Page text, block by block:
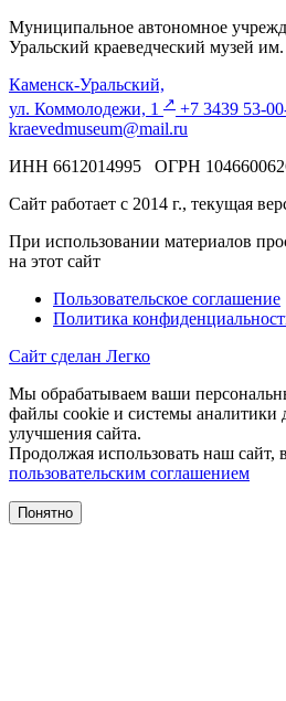
Муниципальное автономное
Уральский краеведческий музей
Каменск-Уральский,
ул. Коммолодежи, 1 ↗️ +7 3439 53-
kraevedmuseum@mail.ru
ИНН 6612014995 ОГРН
Сайт работает с 2014 г., текущая
При использовании материалов
на этот сайт
Пользовательское соглашение
Политика
Сайт сделан Легко
Мы обрабатываем ваши
файлы cookie и системы аналитики
улучшения сайта.
Продолжая использовать наш сайт,
пользовательским соглашением
Понятно